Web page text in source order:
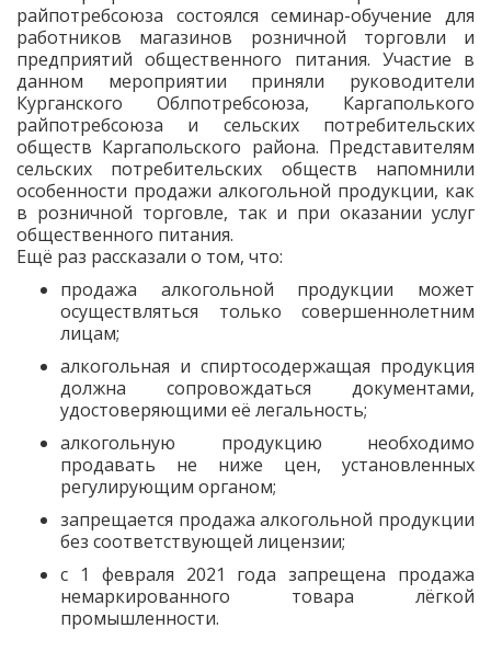
райпотребсоюза состоялся семинар-обучение для
работников магазинов розничной торговли и
предприятий общественного питания. Участие в
данном мероприятии приняли руководители
Курганского Облпотребсоюза, Каргаполького
райпотребсоюза и сельских потребительских
обществ Каргапольского района. Представителям
сельских потребительских обществ напомнили
особенности продажи алкогольной продукции, как
в розничной торговле, так и при оказании услуг
общественного питания.
Ещё раз рассказали о том, что:
продажа алкогольной продукции может
осуществляться только совершеннолетним
лицам;
алкогольная и спиртосодержащая продукция
должна сопровождаться документами,
удостоверяющими её легальность;
алкогольную продукцию необходимо
продавать не ниже цен, установленных
регулирующим органом;
запрещается продажа алкогольной продукции
без соответствующей лицензии;
с 1 февраля 2021 года запрещена продажа
немаркированного товара лёгкой
промышленности.